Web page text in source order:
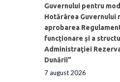
Guvernului pentru
Hotărârea Guvernului
aprobarea
funcționare și a
Administraţiei
Dunării”
7 august 2026